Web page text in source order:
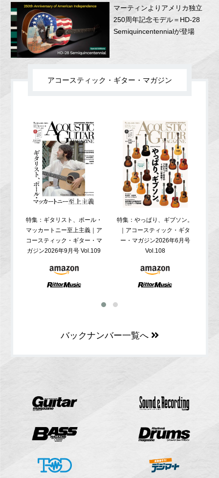
マーティンよりアメリカ独立
250周年記念モデル＝HD-28
Semiquincentennialが登場
アコースティック・ギター・マガジン
特集：ギタリスト、ポール・
マッカートニー至上主義｜ア
コースティック・ギター・マ
ガジン2026年9月号 Vol.109
特集：やっぱり、ギブソン。
｜アコースティック・ギタ
ー・マガジン2026年6月号
Vol.108
バックナンバー一覧へ